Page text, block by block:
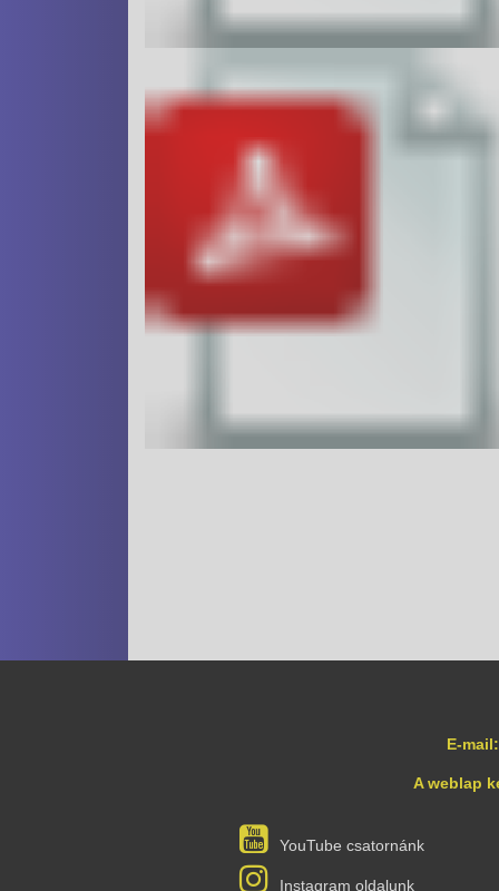
E-mail:
A weblap
YouTube csatornánk
Instagram oldalunk